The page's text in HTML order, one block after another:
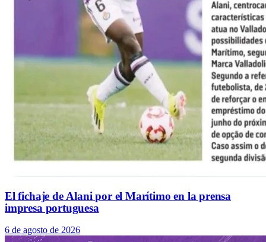
El fichaje de Alani por el Marítimo en la prensa
impresa portuguesa
6 de agosto de 2026